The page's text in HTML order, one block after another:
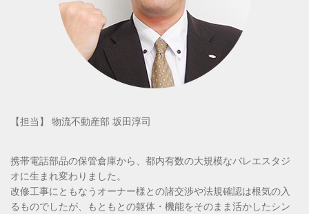
【担当】 物流不動産部 坂田淳司
携帯電話部品の保管倉庫から、都内有数の大規模なバレエスタジ
オに生まれ変わりました。
改修工事にともなうオーナー様との諸交渉や法規確認は根気の入
るものでしたが、もともとの躯体・機能をそのまま活かしたシン